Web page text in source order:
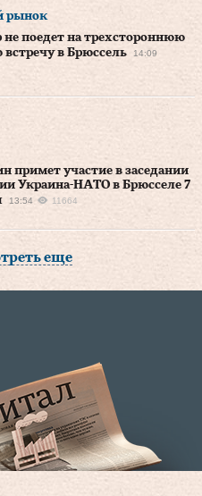
рынок
поедет на трехстороннюю
встречу в Брюссель
14:09
примет участие в заседании
Украина-НАТО в Брюсселе 7
13:54 11664
еще